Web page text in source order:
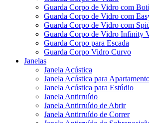
Guarda Corpo de Vidro com
Guarda Corpo de Vidro com
Guarda Corpo de Vidro com
Guarda Corpo de Vidro Infinity
Guarda Corpo para Escada
Guarda Corpo Vidro Curvo
Janelas
Janela Acústica
Janela Acústica para
Janela Acústica para Estúdio
Janela Antirruído
Janela Antirruído de Abrir
Janela Antirruído de Correr